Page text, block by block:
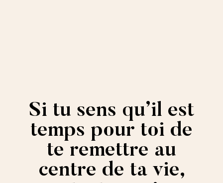
Si tu sens qu’il est
temps pour toi de
te remettre au
centre de ta vie,